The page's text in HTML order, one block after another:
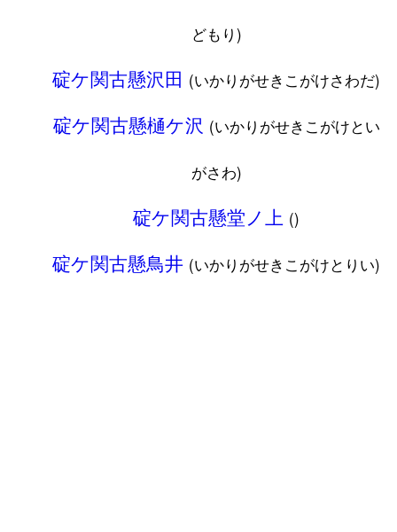
どもり)
碇ケ関古懸沢田 (いかりがせきこがけさわだ)
碇ケ関古懸樋ケ沢 (いかりがせきこがけとい
がさわ)
碇ケ関古懸堂ノ上 ()
碇ケ関古懸鳥井 (いかりがせきこがけとりい)